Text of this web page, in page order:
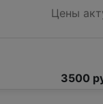
Цены
3500